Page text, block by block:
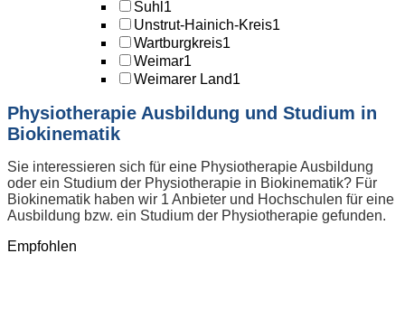
Suhl 1
Unstrut-Hainich-Kreis1
Wartburgkreis1
Weimar1
Weimarer Land1
Physiotherapie Ausbildung und Studium in
Biokinematik
Sie interessieren sich für eine Physiotherapie Ausbildung
oder ein Studium der Physiotherapie in Biokinematik? Für
Biokinematik haben wir 1 Anbieter und Hochschulen für eine
Ausbildung bzw. ein Studium der Physiotherapie gefunden.
Empfohlen